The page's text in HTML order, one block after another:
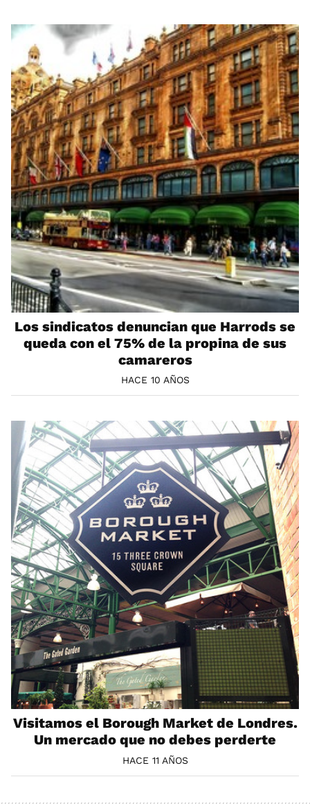
Los sindicatos denuncian que Harrods se
queda con el 75% de la propina de sus
camareros
HACE 10 AÑOS
Visitamos el Borough Market de Londres.
Un mercado que no debes perderte
HACE 11 AÑOS